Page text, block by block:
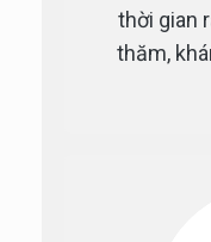
thời gian
thăm,